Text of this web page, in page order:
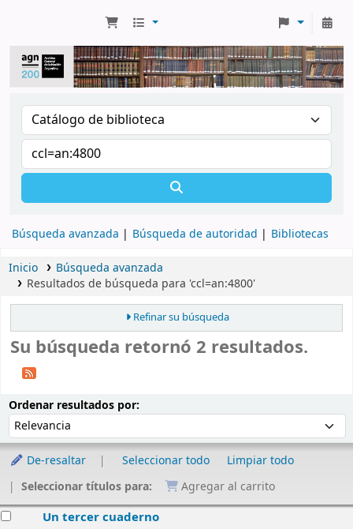
Búsqueda avanzada Búsqueda de autoridad Bibliotecas
Inicio
Búsqueda avanzada
Resultados de búsqueda para 'ccl=an:4800'
Refinar su búsqueda
Su búsqueda retornó 2 resultados.
Ordenar resultados por:
De-resaltar Seleccionar todo
Limpiar todo
Seleccionar títulos para:
Agregar al carrito
Un tercer cuaderno